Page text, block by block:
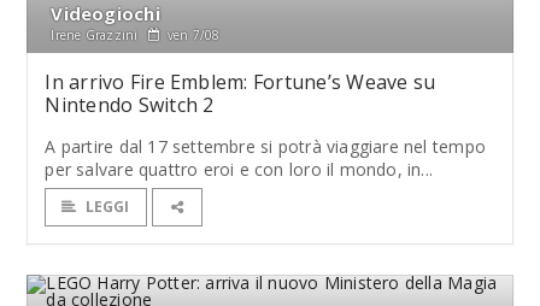
Videogiochi
Irene Grazzini ven 7/08
In arrivo Fire Emblem: Fortune’s Weave su
Nintendo Switch 2
A partire dal 17 settembre si potrà viaggiare nel tempo
per salvare quattro eroi e con loro il mondo, in...
LEGGI